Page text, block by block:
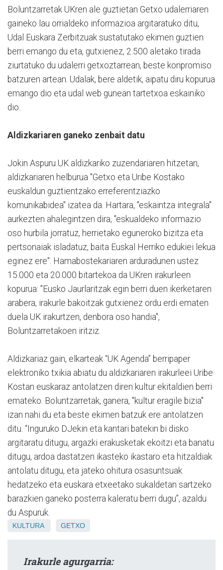
Boluntzarretak UKren ale guztietan Getxo udalerriaren
gaineko lau orrialdeko informazioa argitaratuko ditu,
Udal Euskara Zerbitzuak sustatutako ekimen guztien
berri emango du eta, gutxienez, 2.500 aletako tirada
ziurtatuko du udalerri getxoztarrean, beste konpromiso
batzuren artean. Udalak, bere aldetik, aipatu diru kopurua
emango dio eta udal web gunean tartetxoa eskainiko
dio.
Aldizkariaren ganeko zenbait datu
Jokin Aspuru UK aldizkariko zuzendariaren hitzetan,
aldizkariaren helburua "Getxo eta Uribe Kostako
euskaldun guztientzako erreferentziazko
komunikabidea" izatea da. Hartara, "eskaintza integrala"
aurkezten ahalegintzen dira, "eskualdeko informazio
oso hurbila jorratuz, herrietako eguneroko bizitza eta
pertsonaiak isladatuz, baita Euskal Herriko edukiei lekua
eginez ere". Hamabostekariaren arduradunen ustez
15.000 eta 20.000 bitartekoa da UKren irakurleen
kopurua: "Eusko Jaurlaritzak egin berri duen ikerketaren
arabera, irakurle bakoitzak gutxienez ordu erdi ematen
duela UK irakurtzen, denbora oso handia",
Boluntzarretakoen iritziz.
Aldizkariaz gain, elkarteak “UK Agenda” berripaper
elektroniko txikia abiatu du aldizkariaren irakurleei Uribe
Kostan euskaraz antolatzen diren kultur ekitaldien berri
emateko. Boluntzarretak, ganera, "kultur eragile bizia"
izan nahi du eta beste ekimen batzuk ere antolatzen
ditu. “Inguruko DJekin eta kantari batekin bi disko
argitaratu ditugu, argazki erakusketak ekoitzi eta banatu
ditugu, ardoa dastatzen ikasteko ikastaro eta hitzaldiak
antolatu ditugu, eta jateko ohitura osasuntsuak
hedatzeko eta euskara etxeetako sukaldetan sartzeko
barazkien ganeko posterra kaleratu berri dugu”, azaldu
du Aspuruk.
KULTURA GETXO
Irakurle agurgarria: